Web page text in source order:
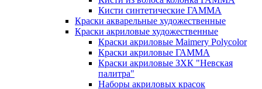
Кисти синтетические ГАММА
Краски акварельные художественные
Краски акриловые художественные
Краски акриловые Maimery Polycolor
Краски акриловые ГАММА
Краски акриловые ЗХК "Невская
палитра"
Наборы акриловых красок